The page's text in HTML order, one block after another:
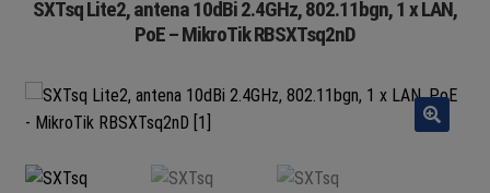
SXTsq Lite2, antena 10dBi 2.4GHz, 802.11bgn, 1 x LAN,
PoE – MikroTik RBSXTsq2nD